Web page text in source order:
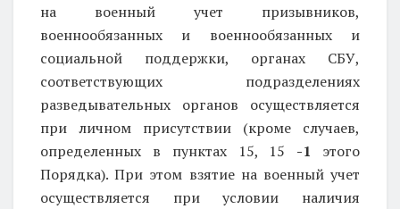
на военный учет призывников,
военнообязанных и военнообязанных и
социальной поддержки, органах СБУ,
соответствующих подразделениях
разведывательных органов осуществляется
при личном присутствии (кроме случаев,
определенных в пунктах 15, 15 -1 этого
Порядка). При этом взятие на военный учет
осуществляется при условии наличия